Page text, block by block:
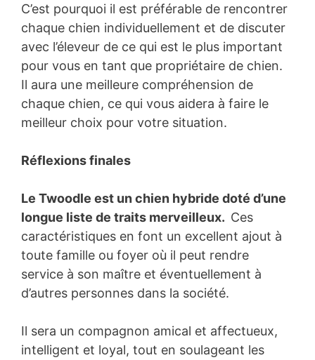
C’est pourquoi il est préférable de rencontrer
chaque chien individuellement et de discuter
avec l’éleveur de ce qui est le plus important
pour vous en tant que propriétaire de chien.
Il aura une meilleure compréhension de
chaque chien, ce qui vous aidera à faire le
meilleur choix pour votre situation.
Réflexions finales
Le Twoodle est un chien hybride doté d’une
longue liste de traits merveilleux. Ces
caractéristiques en font un excellent ajout à
toute famille ou foyer où il peut rendre
service à son maître et éventuellement à
d’autres personnes dans la société.
Il sera un compagnon amical et affectueux,
intelligent et loyal, tout en soulageant les